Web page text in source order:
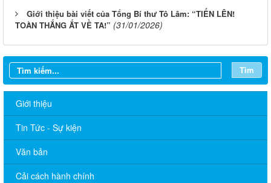
Giới thiệu bài viết của Tổng Bí thư Tô Lâm: “TIẾN LÊN!
TOÀN THẮNG ẮT VỀ TA!” (31/01/2026)
Tìm
Giới thiệu
Tin Tức - Sự kiện
Văn bản
Cải cách hành chính
59/TB-SDTTG: Thông báo lịch làm việc của Ban Giám đốc Sở